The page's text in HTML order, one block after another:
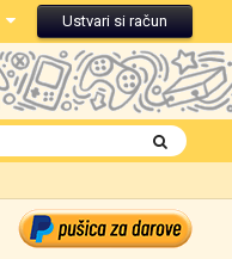
Ustvari si račun